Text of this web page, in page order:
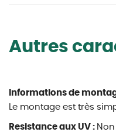
Autres
Informations de
Le montage est très
Resistance aux UV : Non